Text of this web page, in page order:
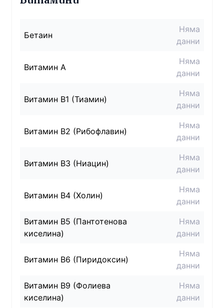
Бетаин
Няма
данни
Витамин A
Няма
данни
Витамин B1 (Тиамин)
Няма
данни
Витамин B2 (Рибофлавин)
Няма
данни
Витамин B3 (Ниацин)
Няма
данни
Витамин B4 (Холин)
Няма
данни
Витамин B5 (Пантотенова
киселина)
Няма
данни
Витамин B6 (Пиридоксин)
Няма
данни
Витамин B9 (Фолиева
киселина)
Няма
данни